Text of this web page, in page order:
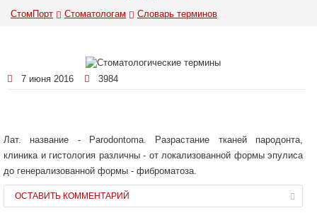
СтомПорт Стоматологам Словарь терминов
7 июня 2016 3984
Лат. название - Parodontoma. Разрастание тканей пародонта,
клиника и гистология различны - от локализованной формы эпулиса
до генерализованной формы - фиброматоза.
ОСТАВИТЬ КОММЕНТАРИЙ